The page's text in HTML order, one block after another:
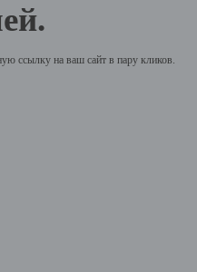
ссылку на ваш сайт в пару кликов.